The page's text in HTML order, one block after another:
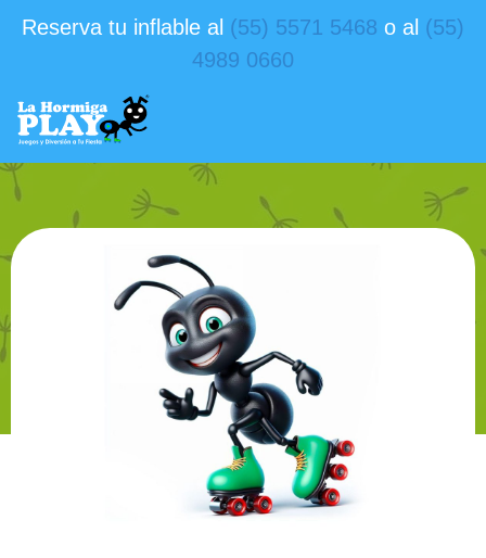
Reserva tu inflable al (55) 5571 5468 o al (55)
4989 0660